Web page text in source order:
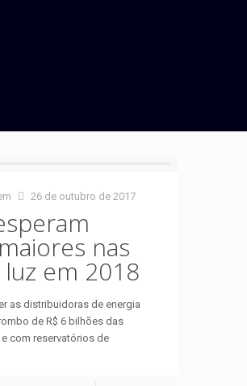
26 de outubro de 2017
nas
em 2018
as distribuidoras de energia
de R$ 6 bilhões das
com reservatórios de